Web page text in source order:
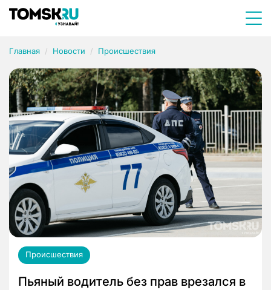
Главная Новости Происшествия
Происшествия
Пьяный водитель без прав врезался в